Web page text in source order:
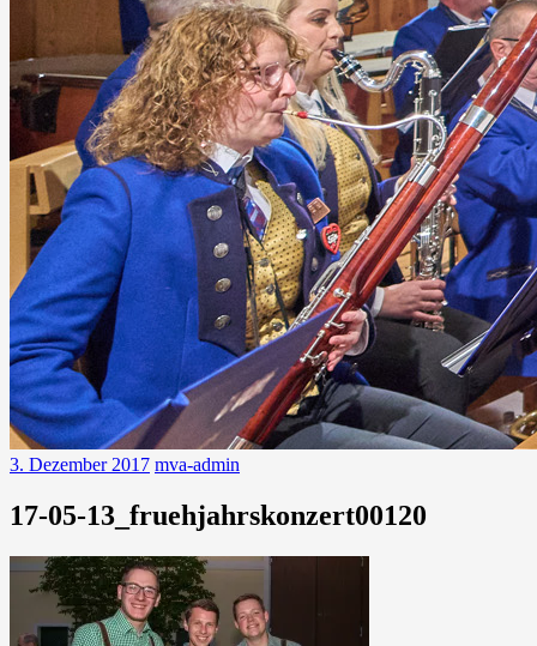
3. Dezember 2017 mva-admin
17-05-13_fruehjahrskonzert00120